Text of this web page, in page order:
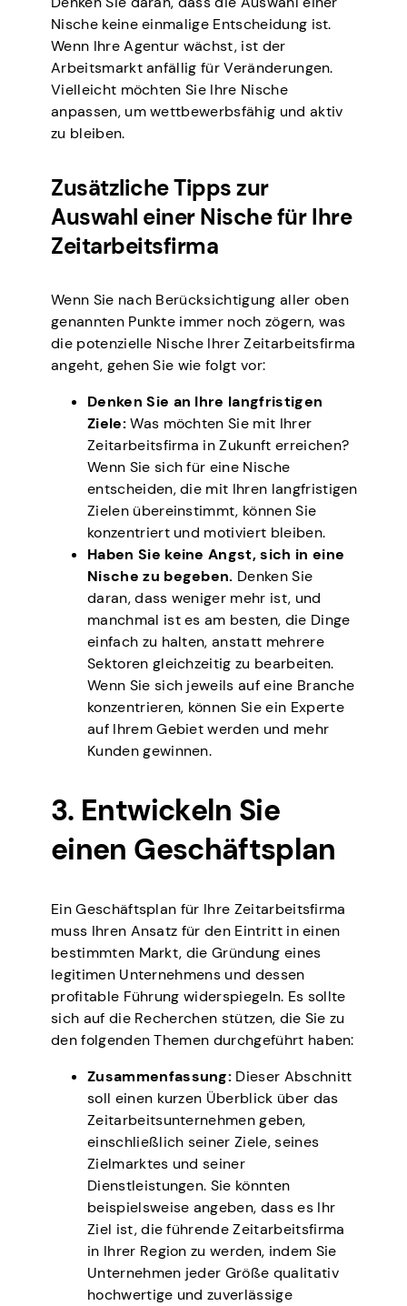
Nische keine einmalige Entscheidung ist.
Wenn Ihre Agentur wächst, ist der
Arbeitsmarkt anfällig für Veränderungen.
Vielleicht möchten Sie Ihre Nische
anpassen, um wettbewerbsfähig und aktiv
zu bleiben.
Zusätzliche Tipps zur
Auswahl einer Nische für Ihre
Zeitarbeitsfirma
Wenn Sie nach Berücksichtigung aller oben
genannten Punkte immer noch zögern, was
die potenzielle Nische Ihrer Zeitarbeitsfirma
angeht, gehen Sie wie folgt vor:
Denken Sie an Ihre langfristigen
Ziele:Was möchten Sie mit Ihrer
Zeitarbeitsfirma in Zukunft erreichen?
Wenn Sie sich für eine Nische
entscheiden, die mit Ihren langfristigen
Zielen übereinstimmt, können Sie
konzentriert und motiviert bleiben.
Haben Sie keine Angst, sich in eine
Nische zu begeben. Denken Sie
daran, dass weniger mehr ist, und
manchmal ist es am besten, die Dinge
einfach zu halten, anstatt mehrere
Sektoren gleichzeitig zu bearbeiten.
Wenn Sie sich jeweils auf eine Branche
konzentrieren, können Sie ein Experte
auf Ihrem Gebiet werden und mehr
Kunden gewinnen.
3. Entwickeln Sie
einen Geschäftsplan
Ein Geschäftsplan für Ihre Zeitarbeitsfirma
muss Ihren Ansatz für den Eintritt in einen
bestimmten Markt, die Gründung eines
legitimen Unternehmens und dessen
profitable Führung widerspiegeln. Es sollte
sich auf die Recherchen stützen, die Sie zu
den folgenden Themen durchgeführt haben:
Zusammenfassung: Dieser Abschnitt
soll einen kurzen Überblick über das
Zeitarbeitsunternehmen geben,
einschließlich seiner Ziele, seines
Zielmarktes und seiner
Dienstleistungen. Sie könnten
beispielsweise angeben, dass es Ihr
Ziel ist, die führende Zeitarbeitsfirma
in Ihrer Region zu werden, indem Sie
Unternehmen jeder Größe qualitativ
hochwertige und zuverlässige